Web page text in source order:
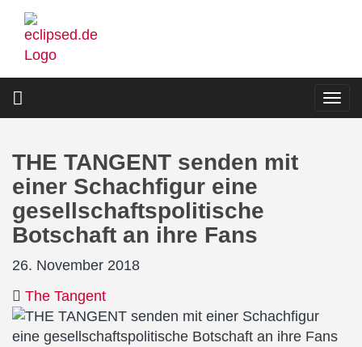
Direkt
zum
Inhalt
THE TANGENT senden mit
einer Schachfigur eine
gesellschaftspolitische
Botschaft an ihre Fans
26. November 2018
The Tangent